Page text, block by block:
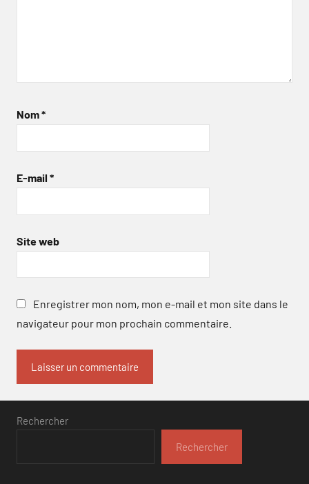
Nom*
E-mail *
Site web
Enregistrer mon nom, mon e-mail et mon site dans le
navigateur pour mon prochain commentaire.
Rechercher
Rechercher